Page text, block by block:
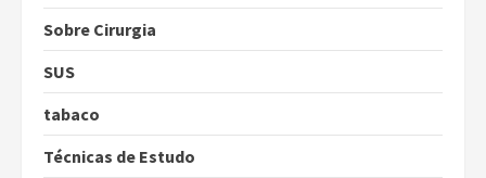
Sobre Cirurgia
SUS
tabaco
Técnicas de Estudo